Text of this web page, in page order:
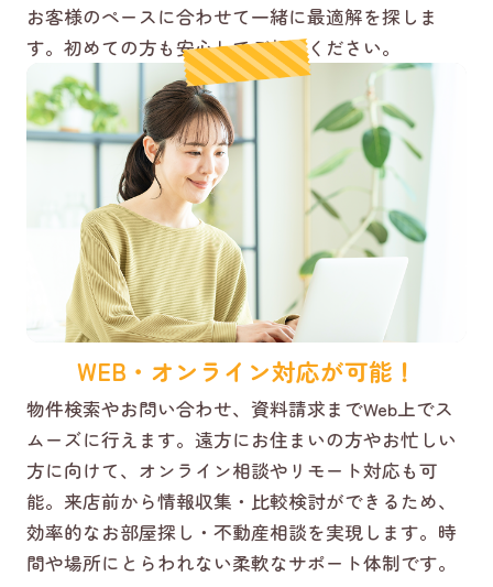
お客様のペースに合わせて一緒に最適解を探しま
す。初めての方も安心してご相談ください。
WEB・オンライン対応が可能！
物件検索やお問い合わせ、資料請求までWeb上でス
ムーズに行えます。遠方にお住まいの方やお忙しい
方に向けて、オンライン相談やリモート対応も可
能。来店前から情報収集・比較検討ができるため、
効率的なお部屋探し・不動産相談を実現します。時
間や場所にとらわれない柔軟なサポート体制です。